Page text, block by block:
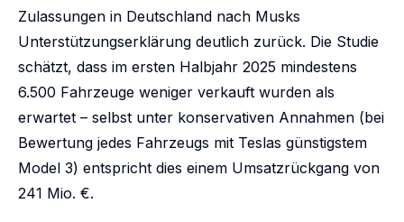
Zulassungen in Deutschland nach Musks
Unterstützungserklärung deutlich zurück. Die Studie
schätzt, dass im ersten Halbjahr 2025 mindestens
6.500 Fahrzeuge weniger verkauft wurden als
erwartet – selbst unter konservativen Annahmen (bei
Bewertung jedes Fahrzeugs mit Teslas günstigstem
Model 3) entspricht dies einem Umsatzrückgang von
241 Mio. €.